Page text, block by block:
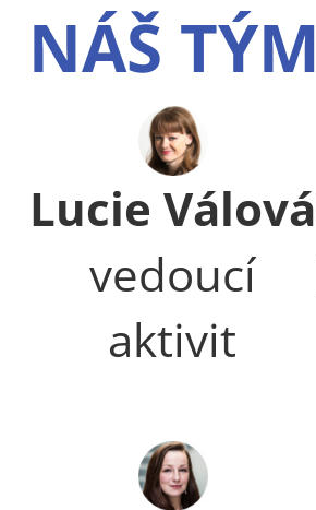
NÁŠ TÝM
Lucie Válová
vedoucí
aktivit